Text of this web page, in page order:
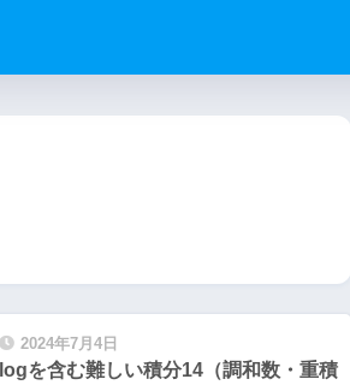
2024年7月4日
logを含む難しい積分14（調和数・重積